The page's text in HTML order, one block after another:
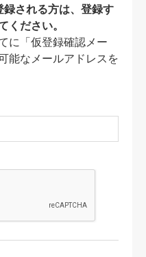
される方は、登録す
ください。
に「仮登録確認メー
能なメールアドレスを